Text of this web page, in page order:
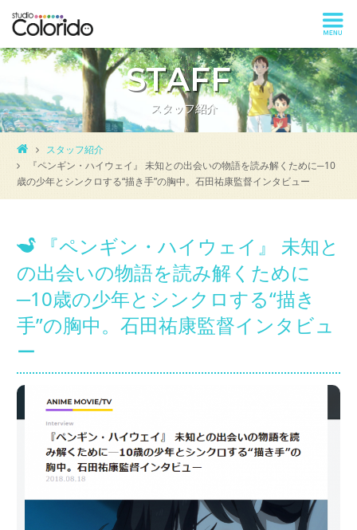
STAFF
スタッフ紹介
スタッフ紹介
『ペンギン・ハイウェイ』 未知との出会いの物語を読み解くために─10
歳の少年とシンクロする“描き手”の胸中。石田祐康監督インタビュー
『ペンギン・ハイウェイ』 未知と
の出会いの物語を読み解くために
─10歳の少年とシンクロする“描き
手”の胸中。石田祐康監督インタビュ
ー